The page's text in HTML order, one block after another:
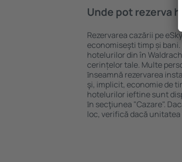
Unde pot rezerva
Rezervarea cazării pe
economiseşti timp și
hotelurilor din în
cerințelor tale. Multe
ȋnseamnă rezervarea
şi, implicit, economie de
hotelurilor ieftine sunt
ȋn secţiunea "Cazare".
loc, verifică dacă